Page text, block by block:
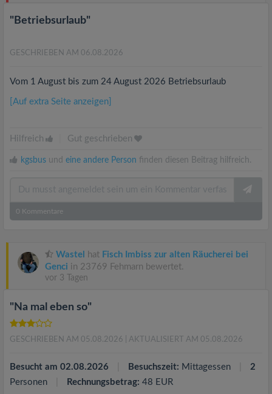
"Betriebsurlaub"
GESCHRIEBEN AM 06.08.2026
Vom 1 August bis zum 24 August 2026 Betriebsurlaub
[Auf extra Seite anzeigen]
Hilfreich Gut geschrieben
kgsbus und eine andere Person finden diesen Beitrag hilfreich.
0 Kommentare
Wastel hat Fisch Imbiss zur alten Räucherei bei
Genci in 23769 Fehmarn bewertet.
vor 3 Tagen
"Na mal eben so"
GESCHRIEBEN AM 05.08.2026 | AKTUALISIERT AM 05.08.2026
Besucht am 02.08.2026 Besuchszeit: Mittagessen
2
Personen
Rechnungsbetrag: 48 EUR